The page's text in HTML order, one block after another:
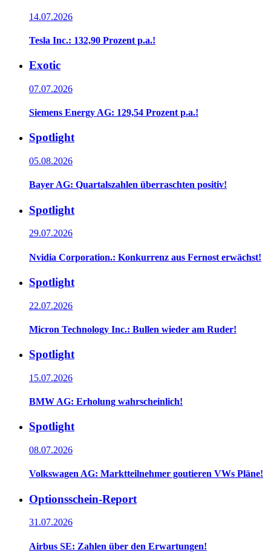
14.07.2026
Tesla Inc.: 132,90 Prozent p.a.!
Exotic
07.07.2026
Siemens Energy AG: 129,54 Prozent p.a.!
Spotlight
05.08.2026
Bayer AG: Quartalszahlen überraschten positiv!
Spotlight
29.07.2026
Nvidia Corporation.: Konkurrenz aus Fernost erwächst!
Spotlight
22.07.2026
Micron Technology Inc.: Bullen wieder am Ruder!
Spotlight
15.07.2026
BMW AG: Erholung wahrscheinlich!
Spotlight
08.07.2026
Volkswagen AG: Marktteilnehmer goutieren VWs Pläne!
Optionsschein-Report
31.07.2026
Airbus SE: Zahlen über den Erwartungen!